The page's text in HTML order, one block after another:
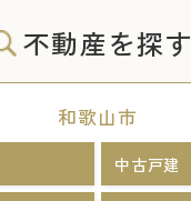
不動産を探す
和歌山市
中古戸建